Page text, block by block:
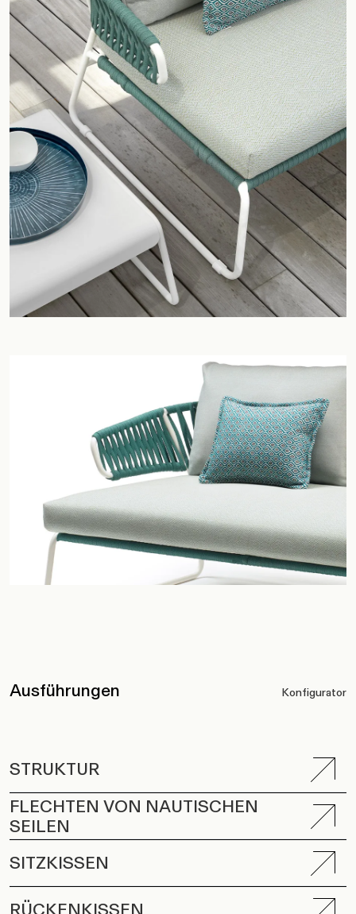
Ausführungen Konfigurator
STRUKTUR
FLECHTEN VON NAUTISCHEN
SEILEN
SITZKISSEN